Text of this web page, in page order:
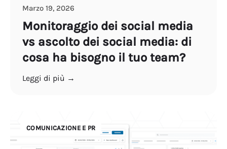
Marzo 19, 2026
Monitoraggio dei social media
vs ascolto dei social media: di
cosa ha bisogno il tuo team?
Leggi di più →
COMUNICAZIONE E PR